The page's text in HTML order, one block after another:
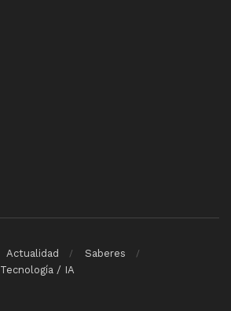
Actualidad
Saberes
Tecnología / IA